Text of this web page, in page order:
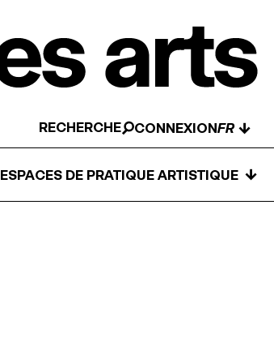
RECHERCHE CONNEXION ↓
ESPACES DE PRATIQUE ARTISTIQUE ↓